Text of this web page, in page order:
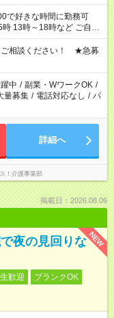
で好きな時間に勤務可
13時～18時など ご自身
ください！ ★家庭の都合
遠慮なくご相談くださ
ご相談ください！ ★急募
中 / 副業・WワークOK /
量募集 / 電話対応なし / パ
詳細へ
！介護事業部
掲載日：2026.08.06
NEW
夜の見回りな
歓迎
ブランクOK